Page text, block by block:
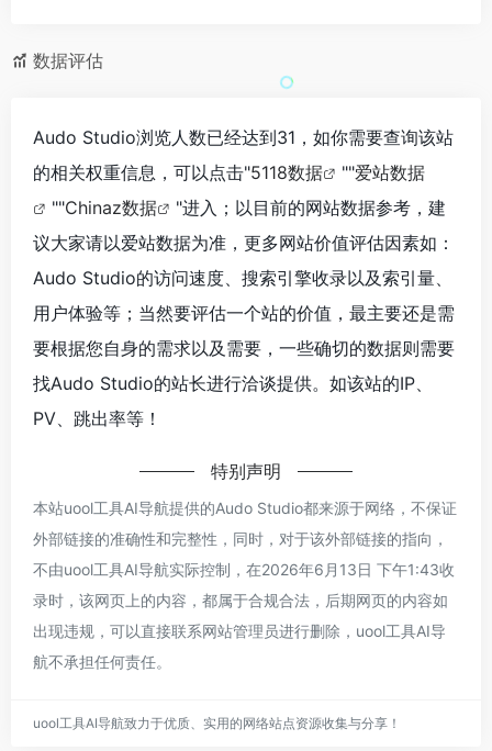
数据评估
Audo Studio浏览人数已经达到31，如你需要查询该站
的相关权重信息，可以点击"5118数据 ""爱站数据
""Chinaz数据
"进入；以目前的网站数据参考，建
议大家请以爱站数据为准，更多网站价值评估因素如：
Audo Studio的访问速度、搜索引擎收录以及索引量、
用户体验等；当然要评估一个站的价值，最主要还是需
要根据您自身的需求以及需要，一些确切的数据则需要
找Audo Studio的站长进行洽谈提供。如该站的IP、
PV、跳出率等！
特别声明
本站uool工具AI导航提供的Audo Studio都来源于网络，不保证
外部链接的准确性和完整性，同时，对于该外部链接的指向，
不由uool工具AI导航实际控制，在2026年6月13日 下午1:43收
录时，该网页上的内容，都属于合规合法，后期网页的内容如
出现违规，可以直接联系网站管理员进行删除，uool工具AI导
航不承担任何责任。
uool工具AI导航致力于优质、实用的网络站点资源收集与分享！